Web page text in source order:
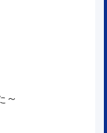
～